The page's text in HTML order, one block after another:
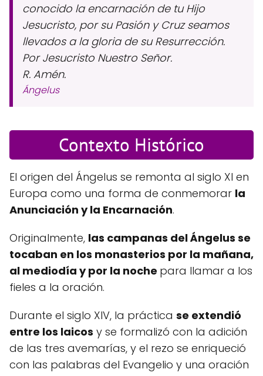
conocido la encarnación de tu Hijo
Jesucristo, por su Pasión y Cruz seamos
llevados a la gloria de su Resurrección.
Por Jesucristo Nuestro Señor.
R. Amén.
Ángelus
Contexto Histórico
El origen del Ángelus se remonta al siglo XI en
Europa como una forma de conmemorar la
Anunciación y la Encarnación.
Originalmente, las campanas del Ángelus se
tocaban en los monasterios por la mañana,
al mediodía y por la noche para llamar a los
fieles a la oración.
Durante el siglo XIV, la práctica se extendió
entre los laicos y se formalizó con la adición
de las tres avemarías, y el rezo se enriqueció
con las palabras del Evangelio y una oración